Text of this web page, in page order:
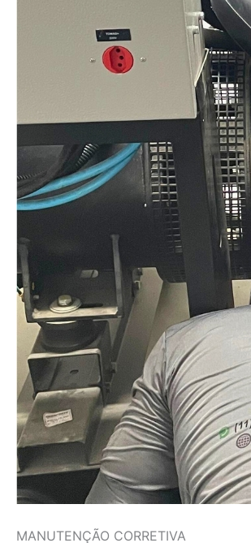
MANUTENÇÃO CORRETIVA